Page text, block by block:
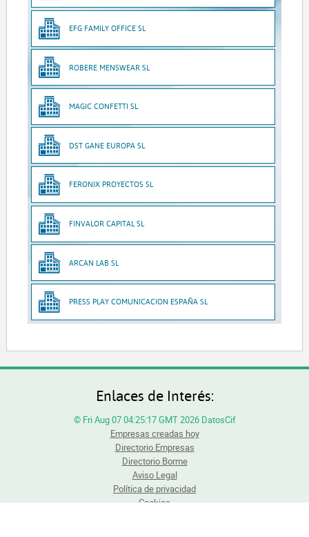
EFG FAMILY OFFICE SL
ROBERE MENSWEAR SL
MAGIC CONFETTI SL
DST GANE EUROPA SL
FERONIX PROYECTOS SL
FINVALOR CAPITAL SL
ARCAN LAB SL
PRESS PLAY COMUNICACION ESPAÑA SL
Enlaces de Interés:
© Fri Aug 07 04:25:17 GMT 2026 DatosCif
Empresas creadas hoy
Directorio Empresas
Directorio Borme
Aviso Legal
Política de privacidad
Cookies